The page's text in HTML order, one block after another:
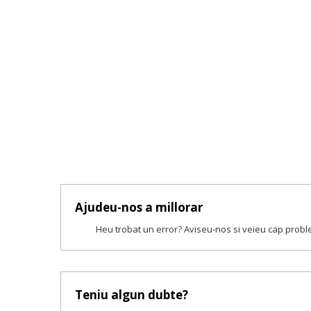
Ajudeu-nos a millorar
Heu trobat un error? Aviseu-nos si veieu cap
Teniu algun dubte?